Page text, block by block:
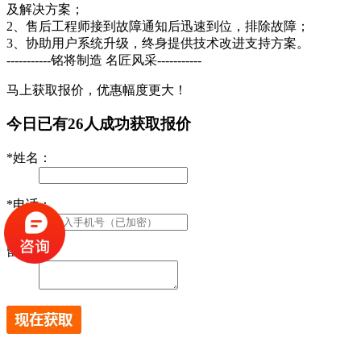
及解决方案；
2、售后工程师接到故障通知后迅速到位，排除故障；
3、协助用户系统升级，终身提供技术改进支持方案。
-----------铭将制造 名匠风采-----------
马上获取报价，优惠幅度更大！
今日已有26人成功获取报价
*姓名：
*电话：
留言: